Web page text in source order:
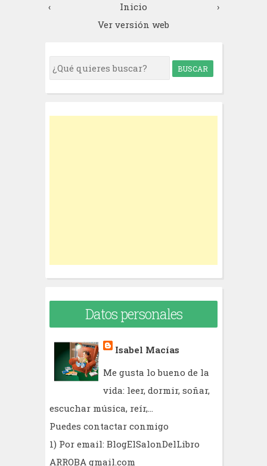
‹ ›
Inicio
Ver versión web
S
e
r
Datos personales
Isabel Macías
Me gusta lo bueno de la
vida: leer, dormir, soñar,
escuchar música, reír,...
Puedes contactar conmigo
1) Por email: BlogElSalonDelLibro
ARROBA gmail.com